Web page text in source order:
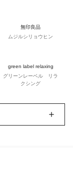
無印良品
ムジルシリョウヒン
green label relaxing
グリーンレーベル リラ
クシング